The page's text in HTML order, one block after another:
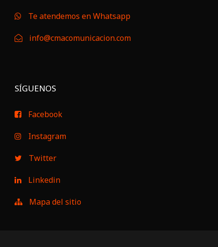
Te atendemos en Whatsapp
info@cmacomunicacion.com
SÍGUENOS
Facebook
Instagram
Twitter
Linkedin
Mapa del sitio